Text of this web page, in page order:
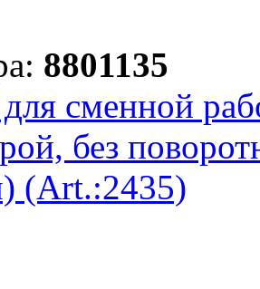
8801135
сменной
без
(Art.:2435)